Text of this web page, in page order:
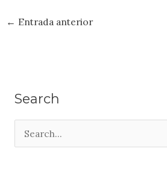
← Entrada anterior
Search
e